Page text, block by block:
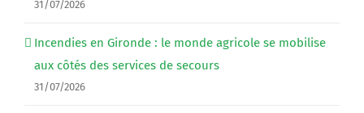
31/07/2026
Incendies en Gironde : le monde agricole se mobilise
aux côtés des services de secours
31/07/2026